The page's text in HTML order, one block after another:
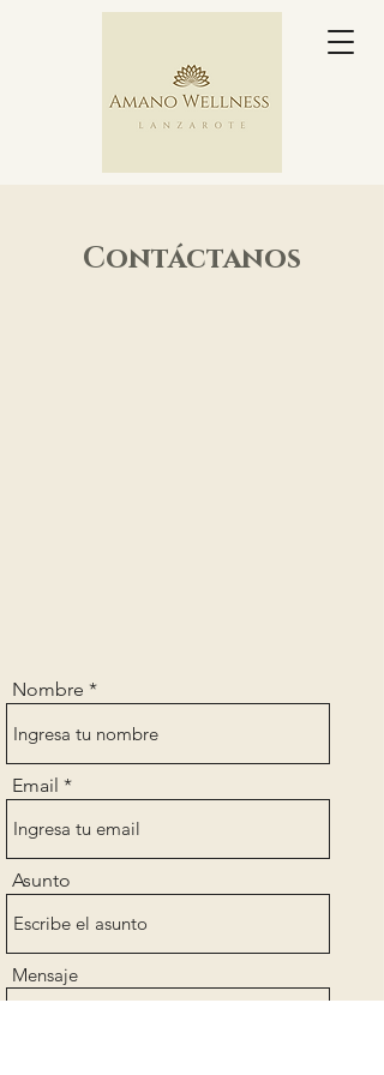
Contáctanos
Nombre
Email
Asunto
Mensaje